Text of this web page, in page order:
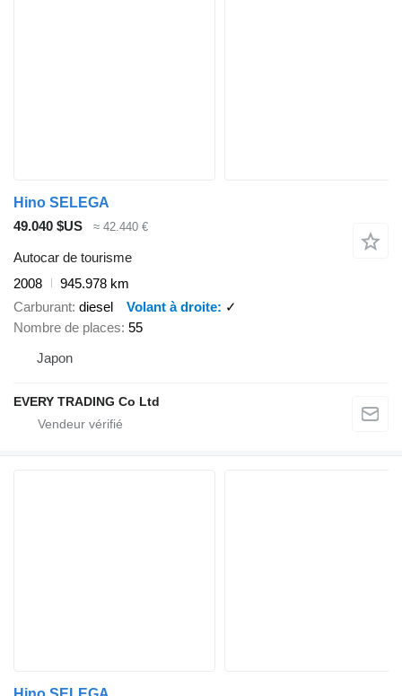
Hino SELEGA
49.040 $US
≈ 42.440 €
Autocar de tourisme
2008
945.978 km
Carburant diesel Volant à droite
✓
Nombre de places 55
Japon
EVERY TRADING Co Ltd